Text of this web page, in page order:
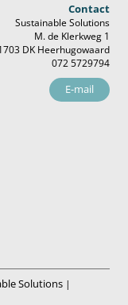
Contact
Sustainable Solutions
M. de Klerkweg 1
DK Heerhugowaard
072 5729794
E-mail
Solutions |